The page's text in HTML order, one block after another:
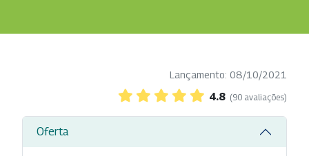
Lançamento: 08/10/2021
4.8 (90 avaliações)
Oferta